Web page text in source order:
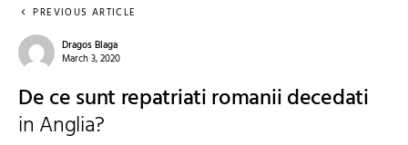
PREVIOUS ARTICLE
Dragos Blaga
March 3, 2020
De ce sunt repatriati romanii decedati
in Anglia?